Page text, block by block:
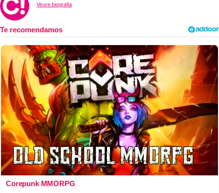
Veure biografia
Corepunk MMORPG